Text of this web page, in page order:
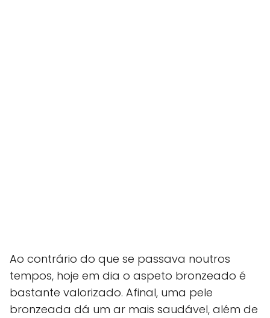
Ao contrário do que se passava noutros
tempos, hoje em dia o aspeto bronzeado é
bastante valorizado. Afinal, uma pele
bronzeada dá um ar mais saudável, além de